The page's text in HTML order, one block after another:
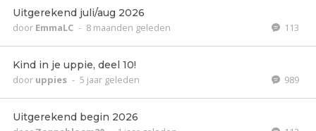
Uitgerekend juli/aug 2026
door EmmaLC - 8 maanden geleden 113
Kind in je uppie, deel 10!
door uppies - 5 jaar geleden 989
Uitgerekend begin 2026